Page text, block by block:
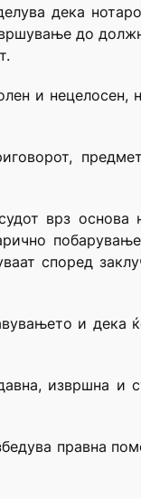
дека
до
и нецелосен,
врз основа
според
и дека
извршна и
правна